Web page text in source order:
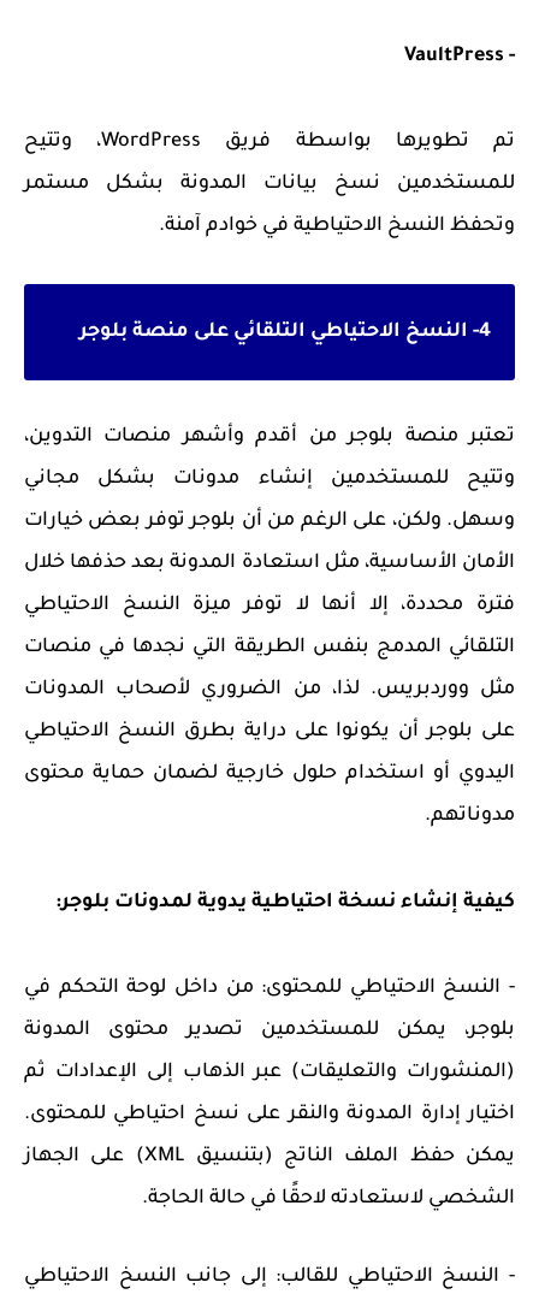
- VaultPress
تم تطويرها بواسطة فريق WordPress، وتتيح
للمستخدمين نسخ بيانات المدونة بشكل مستمر
وتحفظ النسخ الاحتياطية في خوادم آمنة.
4- النسخ الاحتياطي التلقائي على منصة بلوجر
تعتبر منصة بلوجر من أقدم وأشهر منصات التدوين،
وتتيح للمستخدمين إنشاء مدونات بشكل مجاني
وسهل. ولكن، على الرغم من أن بلوجر توفر بعض خيارات
الأمان الأساسية، مثل استعادة المدونة بعد حذفها خلال
فترة محددة، إلا أنها لا توفر ميزة النسخ الاحتياطي
التلقائي المدمج بنفس الطريقة التي نجدها في منصات
مثل ووردبريس. لذا، من الضروري لأصحاب المدونات
على بلوجر أن يكونوا على دراية بطرق النسخ الاحتياطي
اليدوي أو استخدام حلول خارجية لضمان حماية محتوى
مدوناتهم.
كيفية إنشاء نسخة احتياطية يدوية لمدونات بلوجر:
- النسخ الاحتياطي للمحتوى: من داخل لوحة التحكم في
بلوجر، يمكن للمستخدمين تصدير محتوى المدونة
(المنشورات والتعليقات) عبر الذهاب إلى الإعدادات ثم
اختيار إدارة المدونة والنقر على نسخ احتياطي للمحتوى.
يمكن حفظ الملف الناتج (بتنسيق XML) على الجهاز
الشخصي لاستعادته لاحقًا في حالة الحاجة.
- النسخ الاحتياطي للقالب: إلى جانب النسخ الاحتياطي